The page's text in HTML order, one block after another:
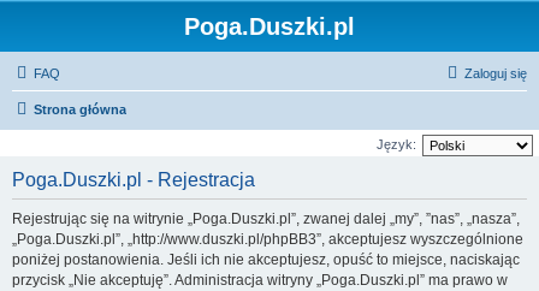
Poga.Duszki.pl
FAQ Zaloguj się
Strona główna
Język:
Poga.Duszki.pl - Rejestracja
Rejestrując się na witrynie „Poga.Duszki.pl”, zwanej dalej „my”, ”nas”, „nasza”,
„Poga.Duszki.pl”, „http://www.duszki.pl/phpBB3”, akceptujesz wyszczególnione
poniżej postanowienia. Jeśli ich nie akceptujesz, opuść to miejsce, naciskając
przycisk „Nie akceptuję”. Administracja witryny „Poga.Duszki.pl” ma prawo w